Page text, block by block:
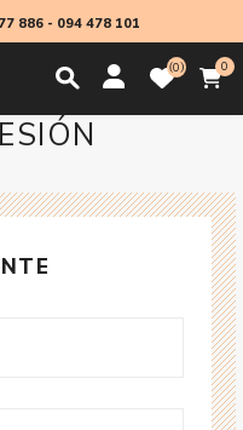
886- 094 478 101
0 0